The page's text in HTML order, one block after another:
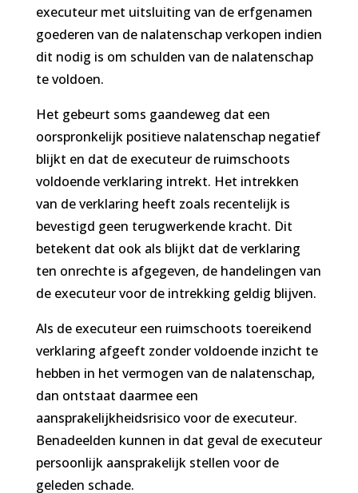
executeur met uitsluiting van de erfgenamen
goederen van de nalatenschap verkopen indien
dit nodig is om schulden van de nalatenschap
te voldoen.
Het gebeurt soms gaandeweg dat een
oorspronkelijk positieve nalatenschap negatief
blijkt en dat de executeur de ruimschoots
voldoende verklaring intrekt. Het intrekken
van de verklaring heeft zoals recentelijk is
bevestigd geen terugwerkende kracht. Dit
betekent dat ook als blijkt dat de verklaring
ten onrechte is afgegeven, de handelingen van
de executeur voor de intrekking geldig blijven.
Als de executeur een ruimschoots toereikend
verklaring afgeeft zonder voldoende inzicht te
hebben in het vermogen van de nalatenschap,
dan ontstaat daarmee een
aansprakelijkheidsrisico voor de executeur.
Benadeelden kunnen in dat geval de executeur
persoonlijk aansprakelijk stellen voor de
geleden schade.